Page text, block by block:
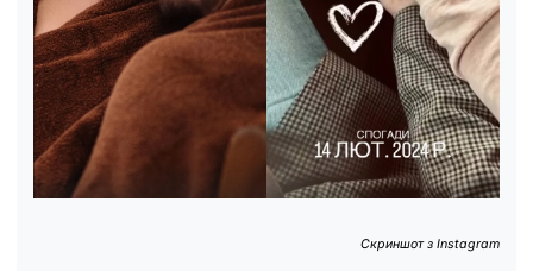
Скриншот з Instagram